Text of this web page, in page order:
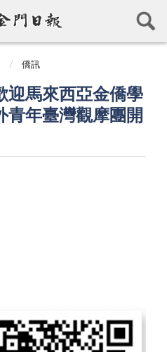
僑訊
迎馬來西亞金僑學
年臺灣觀摩團開